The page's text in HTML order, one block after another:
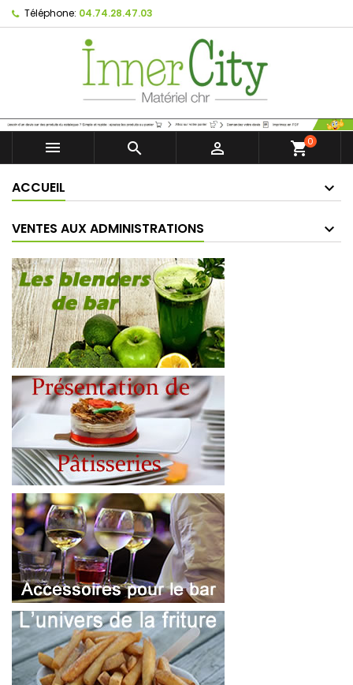
Téléphone: 04.74.28.47.03
   shopping_cart0
ACCUEIL
VENTES AUX ADMINISTRATIONS